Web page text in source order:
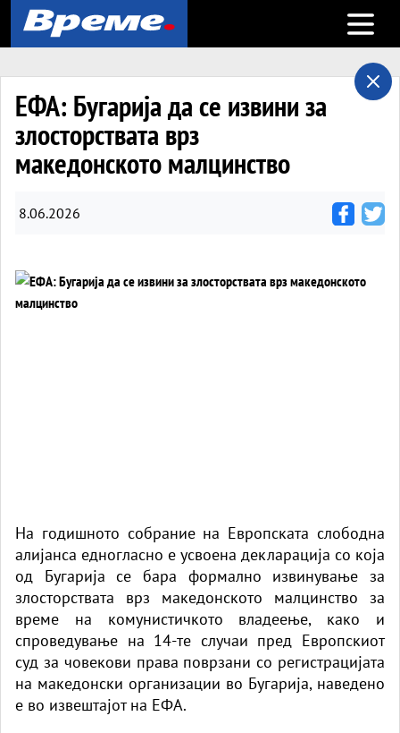
Open
ЕФА: Бугарија да се извини за
злосторствата врз
македонското малцинство
8.06.2026
На годишното собрание на Европската слободна
алијанса едногласно е усвоена декларација со која
од Бугарија се бара формално извинување за
злосторствата врз македонското малцинство за
време на комунистичкото владеење, како и
спроведување на 14-те случаи пред Европскиот
суд за човекови права поврзани со регистрацијата
на македонски организации во Бугарија, наведено
е во извештајот на ЕФА.